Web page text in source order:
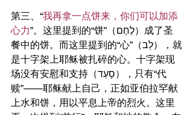
第三、“我再拿一点饼来，你们可以加添
心力”。这里提到的“饼”（לֶחֶם）成了圣
餐中的饼。而这里提到的“心”（לֵב），就
是十字架上耶稣被扎碎的心。十字架现
场没有安慰和支持（סָעַד），只有“代
赎”——耶稣献上自己，正如亚伯拉罕献
上水和饼，用以平息上帝的烈火。这里